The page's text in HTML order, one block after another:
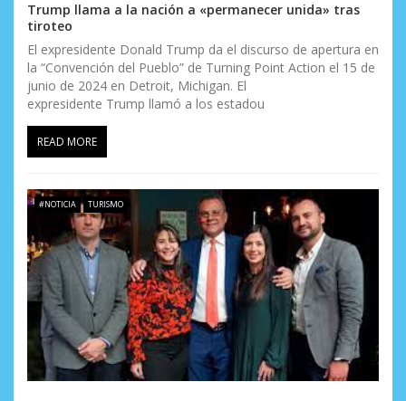
Trump llama a la nación a «permanecer unida» tras
tiroteo
El expresidente Donald Trump da el discurso de apertura en
la “Convención del Pueblo” de Turning Point Action el 15 de
junio de 2024 en Detroit, Michigan. El
expresidente Trump llamó a los estadou
READ MORE
#NOTICIA TURISMO